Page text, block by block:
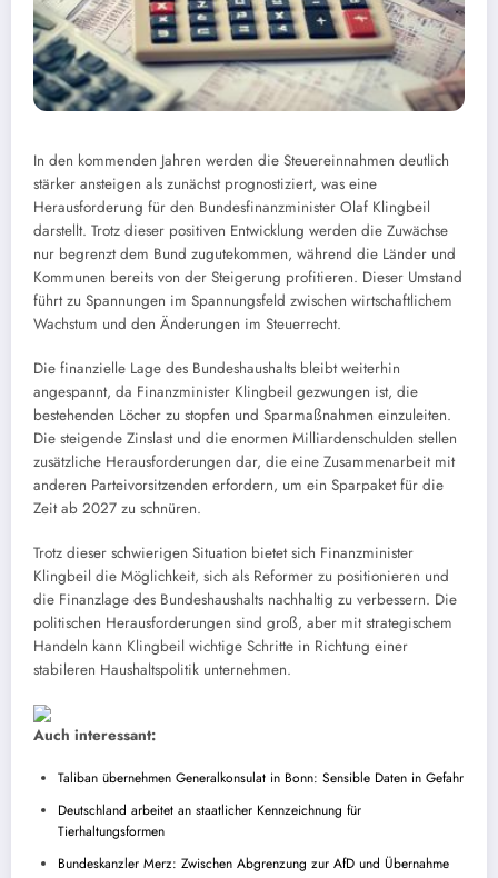
In den kommenden Jahren werden die Steuereinnahmen deutlich
stärker ansteigen als zunächst prognostiziert, was eine
Herausforderung für den Bundesfinanzminister Olaf Klingbeil
darstellt. Trotz dieser positiven Entwicklung werden die Zuwächse
nur begrenzt dem Bund zugutekommen, während die Länder und
Kommunen bereits von der Steigerung profitieren. Dieser Umstand
führt zu Spannungen im Spannungsfeld zwischen wirtschaftlichem
Wachstum und den Änderungen im Steuerrecht.
Die finanzielle Lage des Bundeshaushalts bleibt weiterhin
angespannt, da Finanzminister Klingbeil gezwungen ist, die
bestehenden Löcher zu stopfen und Sparmaßnahmen einzuleiten.
Die steigende Zinslast und die enormen Milliardenschulden stellen
zusätzliche Herausforderungen dar, die eine Zusammenarbeit mit
anderen Parteivorsitzenden erfordern, um ein Sparpaket für die
Zeit ab 2027 zu schnüren.
Trotz dieser schwierigen Situation bietet sich Finanzminister
Klingbeil die Möglichkeit, sich als Reformer zu positionieren und
die Finanzlage des Bundeshaushalts nachhaltig zu verbessern. Die
politischen Herausforderungen sind groß, aber mit strategischem
Handeln kann Klingbeil wichtige Schritte in Richtung einer
stabileren Haushaltspolitik unternehmen.
Auch interessant:
Taliban übernehmen Generalkonsulat in Bonn: Sensible Daten in Gefahr
Deutschland arbeitet an staatlicher Kennzeichnung für
Tierhaltungsformen
Bundeskanzler Merz: Zwischen Abgrenzung zur AfD und Übernahme